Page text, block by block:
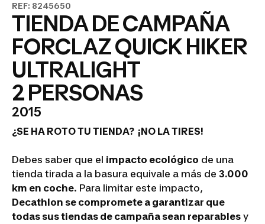
REF: 8245650
TIENDA DE CAMPAÑA
FORCLAZ QUICK HIKER
ULTRALIGHT
2 PERSONAS
2015
¿SE HA ROTO TU TIENDA? ¡NO LA TIRES!
Debes saber que el impacto ecológico de una
tienda tirada a la basura equivale a más de 3.000
km en coche. Para limitar este impacto,
Decathlon se compromete a garantizar que
todas sus tiendas de campaña sean reparables y